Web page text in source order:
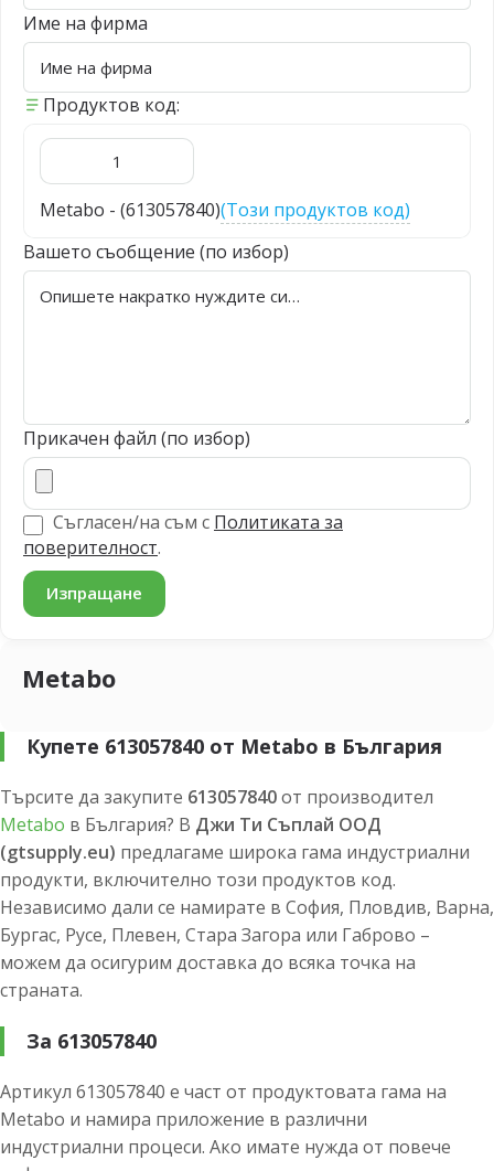
Име на фирма
Продуктов код:
Metabo - (613057840)(Този продуктов код)
Вашето съобщение (по избор)
Прикачен файл (по избор)
Съгласен/на съм с Политиката за
поверителност.
Metabo
Купете 613057840 от Metabo в България
Търсите да закупите 613057840от производител
Metabo в България? В Джи Ти Съплай ООД
(gtsupply.eu) предлагаме широка гама индустриални
продукти, включително този продуктов код.
Независимо дали се намирате в София, Пловдив, Варна,
Бургас, Русе, Плевен, Стара Загора или Габрово –
можем да осигурим доставка до всяка точка на
страната.
За 613057840
Артикул 613057840 е част от продуктовата гама на
Metabo и намира приложение в различни
индустриални процеси. Ако имате нужда от повече